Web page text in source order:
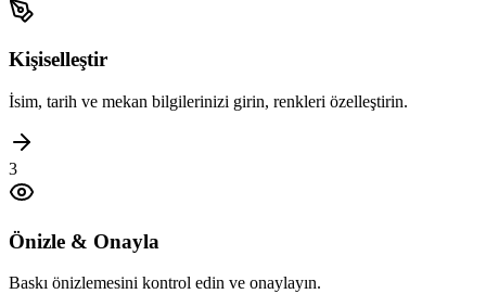
Kişiselleştir
İsim, tarih ve mekan bilgilerinizi girin, renkleri özelleştirin.
3
Önizle & Onayla
Baskı önizlemesini kontrol edin ve onaylayın.